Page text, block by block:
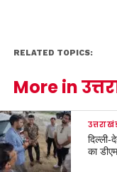
RELATED TOPICS:
More in
दिल्ली-
का